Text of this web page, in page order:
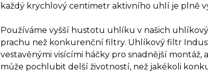
každý krychlový centimetr aktivního uhlí je plně
Používáme vyšší hustotu uhlíku v našich
prachu než konkurenční filtry. Uhlíkový filtr
vestavěnými visícími háčky pro snadnější montáž,
může pochlubit delší životností, než jakékoli